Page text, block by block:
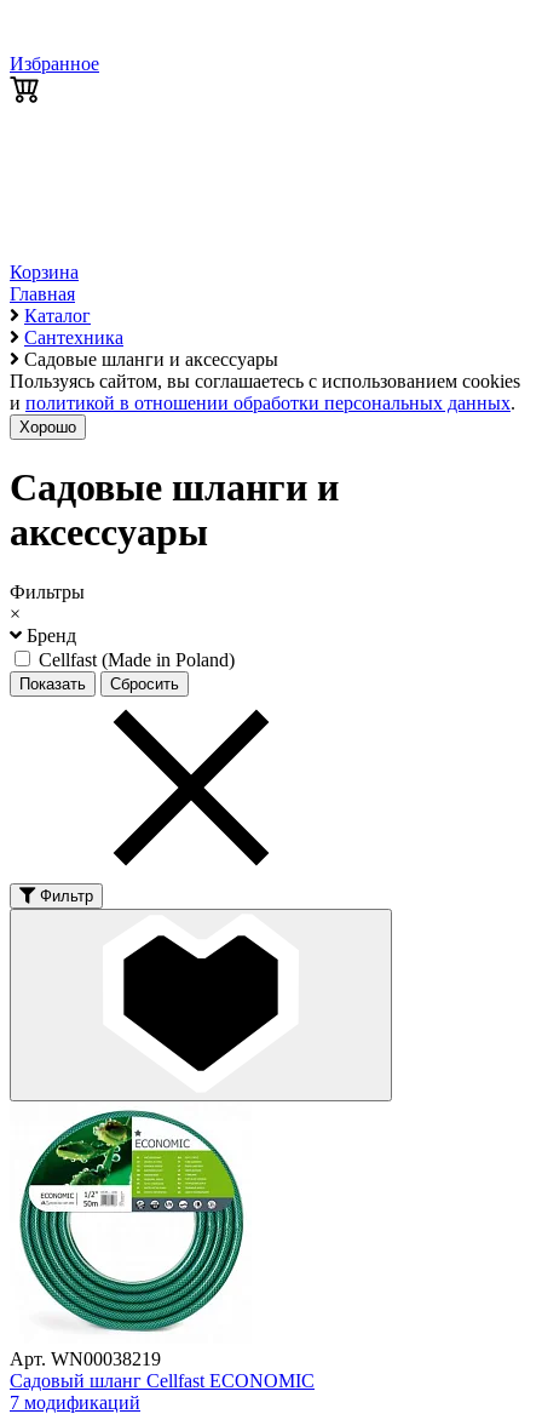
Избранное
Корзина
Главная
Каталог
Сантехника
Садовые шланги и аксессуары
Пользуясь сайтом, вы соглашаетесь с использованием cookies
и политикой в отношении обработки персональных данных.
Хорошо
Садовые шланги и
аксессуары
Фильтры
×
Бренд
Cellfast (Made in Poland)
Фильтр
Арт. WN00038219
Садовый шланг Cellfast ECONOMIC
7 модификаций